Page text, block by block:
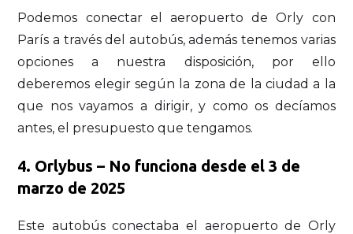
Podemos conectar el aeropuerto de Orly con
París a través del autobús, además tenemos varias
opciones a nuestra disposición, por ello
deberemos elegir según la zona de la ciudad a la
que nos vayamos a dirigir, y como os decíamos
antes, el presupuesto que tengamos.
4. Orlybus – No funciona desde el 3 de
marzo de 2025
Este autobús conectaba el aeropuerto de Orly